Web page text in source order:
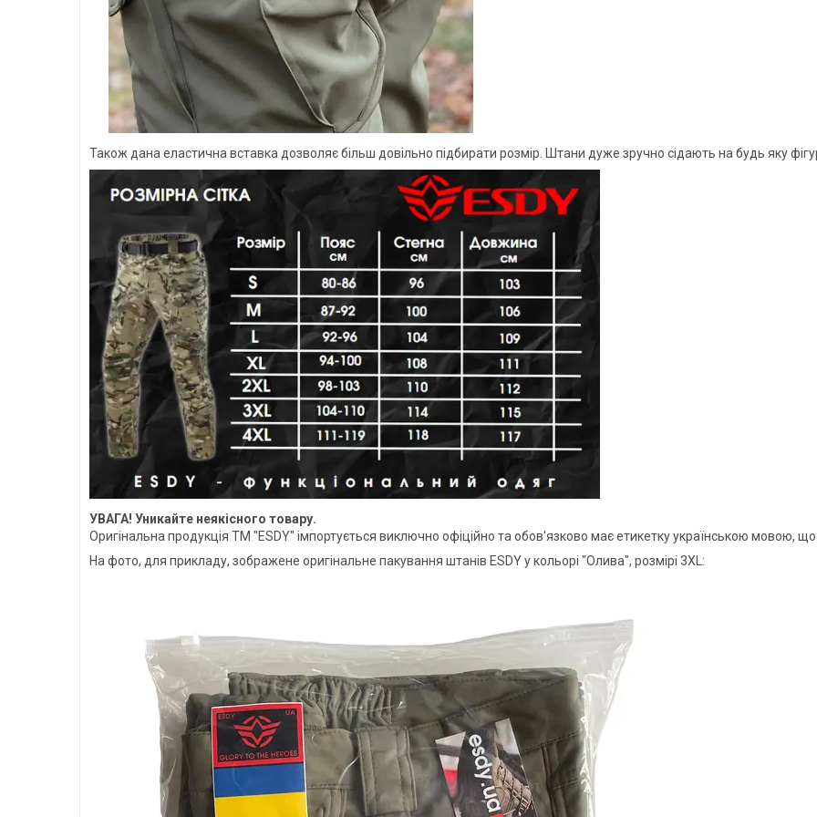
Також дана еластична вставка дозволяє більш довільно підбирати розмір. Штани дуже зручно сідають на будь яку
УВАГА! Уникайте неякісного товару.
Оригінальна продукція ТМ "ESDY" імпортується виключно офіційно та обов'язково має етикетку українською мовою,
На фото, для прикладу, зображене оригінальне пакування штанів ESDY у кольорі "Олива", розмірі 3XL: